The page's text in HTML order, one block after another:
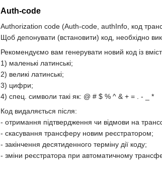
Auth-code
Authorization code (Auth-code, authInfo, код
Щоб депонувати (встановити) код, необхідно
Рекомендуємо вам генерувати новий код із
1) маленькі латинські;
2) великі латинські;
3) цифри;
4) спец. символи такі як: @ # $ % ^ & + = . - _ *
Код видаляється після:
- отримання підтвердження чи відмови на
- скасування трансферу новим реєстратором;
- закінчення десятиденного терміну дії коду;
- зміни реєстратора при автоматичному